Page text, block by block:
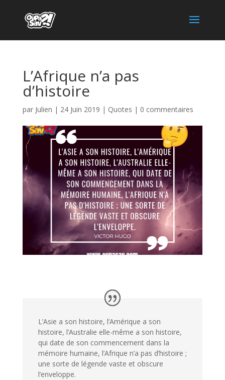
L’Afrique n’a pas
d’histoire
par Julien | 24 Juin 2019 | Quotes | 0 commentaires
L’Asie a son histoire, l’Amérique a son
histoire, l’Australie elle-même a son histoire,
qui date de son commencement dans la
mémoire humaine, l’Afrique n’a pas d’histoire ;
une sorte de légende vaste et obscure
l’enveloppe.